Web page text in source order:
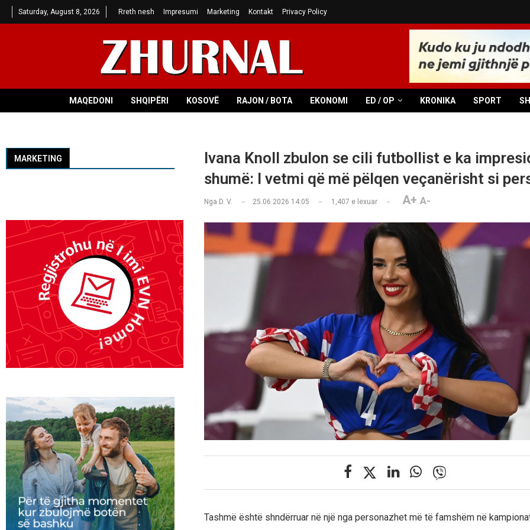
Saturday, August 8, 2026 Rreth nesh Impresumi Marketing Kontakt Privacy Policy
MAQEDONI SHQIPËRI KOSOVË RAJON / BOTA EKONOMI ED / OP KRONIKA SPORT
Ivana Knoll zbulon se cili futbollist e ka
shumë: I vetmi që më pëlqen veçanërisht si
Nga D. V. 25.06.2026 14:05 1,407 e lexuar A+ A-
Tashmë është shndërruar në një nga personazhet më të famshëm në
MARKETING